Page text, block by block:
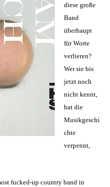
diese große
Band
überhaupt
für Worte
verlieren?
Wer sie bis
jetzt noch
nicht kennt,
hat die
Musikgeschi
chte
verpennt,
fucked-up country band in